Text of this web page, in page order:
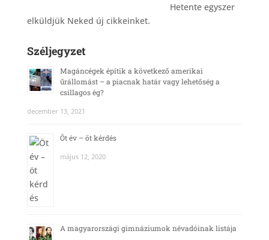
Hetente egyszer
elküldjük Neked új cikkeinket.
Széljegyzet
Magáncégek építik a következő amerikai
űrállomást – a piacnak határ vagy lehetőség a
csillagos ég?
december 13, 2021
Öt év – öt kérdés
május 12, 2020
A magyarországi gimnáziumok névadóinak listája